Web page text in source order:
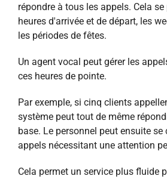
répondre à tous les appels. Cela
heures d'arrivée et de départ, les
les périodes de fêtes.
Un agent vocal peut gérer les
ces heures de pointe.
Par exemple, si cinq clients
système peut tout de même
base. Le personnel peut ensuite se
appels nécessitant une attention
Cela permet un service plus fluide